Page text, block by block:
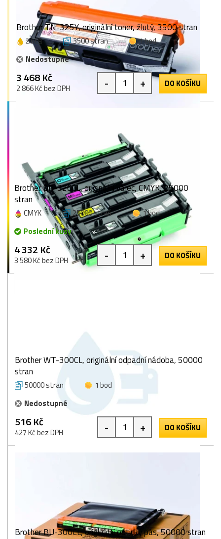
Brother TN-325Y, originální toner, žlutý, 3500 stran
žlutá 3500 stran
1 bod
Nedostupné
3 468 Kč
2 866 Kč bez DPH - + DO KOŠÍKU
Brother DR-320CL, originální válec, CMYK, 25000
stran
CMYK 25000 stran
1 bod
Poslední kusy
4 332 Kč
3 580 Kč bez DPH - + DO KOŠÍKU
Brother WT-300CL, originální odpadní nádoba, 50000
stran
50000 stran
1 bod
Nedostupné
516 Kč
427 Kč bez DPH - + DO KOŠÍKU
Brother BU-300CL, originální optický pás, 50000 stran